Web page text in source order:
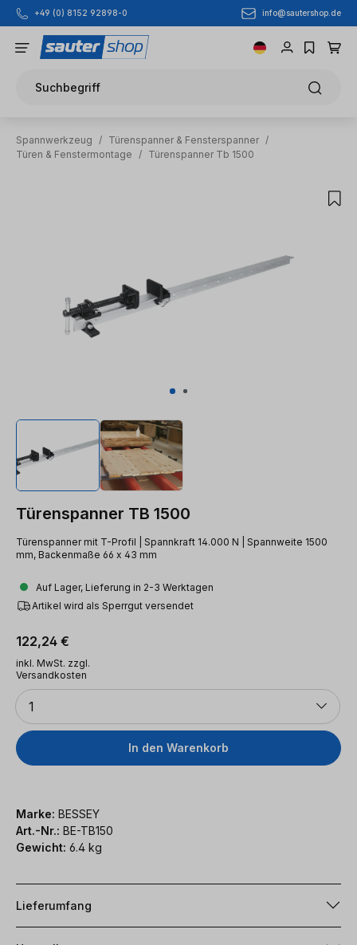
Zum Hauptinhalt springen
+49 (0) 8152 92898-0 info@sautershop.de
Suchbegriff
Spannwerkzeug / Türenspanner & Fensterspanner /
Türen & Fenstermontage
/ Türenspanner Tb 1500
Türenspanner TB 1500
Türenspanner mit T-Profil | Spannkraft 14.000 N | Spannweite 1500
mm, Backenmaße 66 x 43 mm
Auf Lager, Lieferung in 2-3 Werktagen
Artikel wird als Sperrgut versendet
Regulärer Preis:
122,24 €
inkl. MwSt. zzgl.
Versandkosten
Anzahl
1
In den Warenkorb
Marke: BESSEY
Art.-Nr.: BE-TB150
Gewicht: 6.4 kg
Lieferumfang